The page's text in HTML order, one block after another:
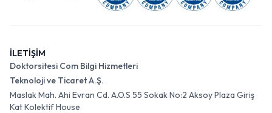
İLETİŞİM
Doktorsitesi Com Bilgi Hizmetleri
Teknoloji ve Ticaret A.Ş.
Maslak Mah. Ahi Evran Cd. A.O.S 55 Sokak No:2 Aksoy Plaza Giriş
Kat Kolektif House